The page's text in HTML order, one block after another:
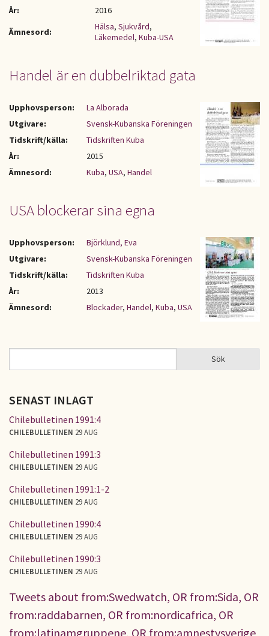
År:
2016
Ämnesord:
Hälsa, Sjukvård,
Läkemedel, Kuba-USA
Handel är en dubbelriktad gata
Upphovsperson:
La Alborada
Utgivare:
Svensk-Kubanska Föreningen
Tidskrift/källa:
Tidskriften Kuba
År:
2015
Ämnesord:
Kuba, USA, Handel
USA blockerar sina egna
Upphovsperson:
Björklund, Eva
Utgivare:
Svensk-Kubanska Föreningen
Tidskrift/källa:
Tidskriften Kuba
År:
2013
Ämnesord:
Blockader, Handel, Kuba, USA
SÖKFORMULÄR Sök
SENAST INLAGT
Chilebulletinen 1991:4
CHILEBULLETINEN 29 AUG
Chilebulletinen 1991:3
CHILEBULLETINEN 29 AUG
Chilebulletinen 1991:1-2
CHILEBULLETINEN 29 AUG
Chilebulletinen 1990:4
CHILEBULLETINEN 29 AUG
Chilebulletinen 1990:3
CHILEBULLETINEN 29 AUG
Tweets about from:Swedwatch, OR from:Sida, OR
from:raddabarnen, OR from:nordicafrica, OR
from:latinamgruppene, OR from:amnestysverige